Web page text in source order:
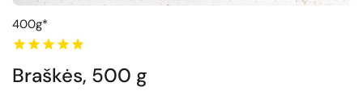
400g*
Braškės, 500 g